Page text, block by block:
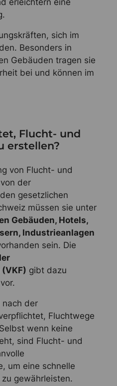
sich im
Besonders in
Gebäuden tragen sie
bei und können im
Flucht- und
erstellen?
von Flucht- und
der
gesetzlichen
müssen sie unter
Gebäuden, Hotels,
Industrieanlagen
sein. Die
gibt dazu
nach der
Fluchtwege
wenn keine
sind Flucht- und
um eine schnelle
gewährleisten.